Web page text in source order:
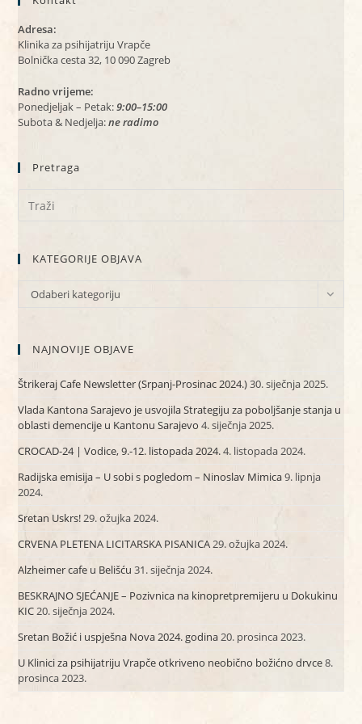
Adresa:
Klinika za psihijatriju Vrapče
Bolnička cesta 32, 10 090 Zagreb
Radno vrijeme:
Ponedjeljak – Petak:9:00–15:00
Subota & Nedjelja:ne radimo
Pretraga
KATEGORIJE OBJAVA
KATEGORIJE
Odaberi kategoriju
NAJNOVIJE OBJAVE
Štrikeraj Cafe Newsletter (Srpanj-Prosinac 2024.)30. siječnja 2025.
Vlada Kantona Sarajevo je usvojila Strategiju za poboljšanje stanja u
oblasti demencije u Kantonu Sarajevo 4. siječnja 2025.
CROCAD-24 | Vodice, 9.-12. listopada 2024.4. listopada 2024.
Radijska emisija – U sobi s pogledom – Ninoslav Mimica9. lipnja
2024.
Sretan Uskrs!29. ožujka 2024.
CRVENA PLETENA LICITARSKA PISANICA29. ožujka 2024.
Alzheimer cafe u Belišću 31. siječnja 2024.
BESKRAJNO SJEĆANJE – Pozivnica na kinopretpremijeru u Dokukinu
KIC20. siječnja 2024.
Sretan Božić i uspješna Nova 2024. godina20. prosinca 2023.
U Klinici za psihijatriju Vrapče otkriveno neobično božićno drvce8.
prosinca 2023.